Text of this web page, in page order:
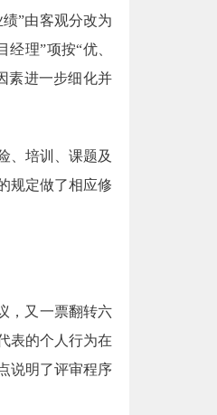
”由客观分改为
理”项按“优、
素进一步细化并
、培训、课题及
规定做了相应修
，又一票翻转六
表的个人行为在
说明了评审程序